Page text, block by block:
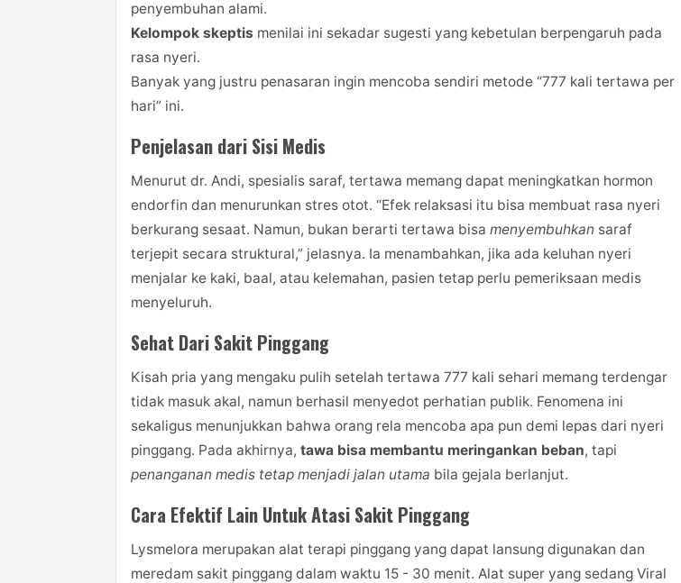
penyembuhan alami.
Kelompok skeptis menilai ini sekadar sugesti yang kebetulan berpengaruh pada
rasa nyeri.
Banyak yang justru penasaran ingin mencoba sendiri metode “777 kali tertawa per
hari” ini.
Penjelasan dari Sisi Medis
Menurut dr. Andi, spesialis saraf, tertawa memang dapat meningkatkan hormon
endorfin dan menurunkan stres otot. “Efek relaksasi itu bisa membuat rasa nyeri
berkurang sesaat. Namun, bukan berarti tertawa bisa menyembuhkan saraf
terjepit secara struktural,” jelasnya. Ia menambahkan, jika ada keluhan nyeri
menjalar ke kaki, baal, atau kelemahan, pasien tetap perlu pemeriksaan medis
menyeluruh.
Sehat Dari Sakit Pinggang
Kisah pria yang mengaku pulih setelah tertawa 777 kali sehari memang terdengar
tidak masuk akal, namun berhasil menyedot perhatian publik. Fenomena ini
sekaligus menunjukkan bahwa orang rela mencoba apa pun demi lepas dari nyeri
pinggang. Pada akhirnya, tawa bisa membantu meringankan beban, tapi
penanganan medis tetap menjadi jalan utama bila gejala berlanjut.
Cara Efektif Lain Untuk Atasi Sakit Pinggang
Lysmelora merupakan alat terapi pinggang yang dapat lansung digunakan dan
meredam sakit pinggang dalam waktu 15 - 30 menit. Alat super yang sedang Viral